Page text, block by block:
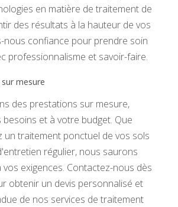
en matière de traitement de
des résultats à la hauteur de vos
nous confiance pour prendre soin
professionnalisme et savoir-faire.
mesure
des prestations sur mesure,
et à votre budget. Que
un traitement ponctuel de vos sols
régulier, nous saurons
exigences. Contactez-nous dès
obtenir un devis personnalisé et
de nos services de traitement